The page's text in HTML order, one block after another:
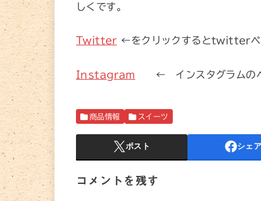
しくです。
Twitter ←をクリックするとtwitterペ
Instagram ← インスタグラムのペ
商品情報 スイーツ
ポスト シェア
コメントを残す